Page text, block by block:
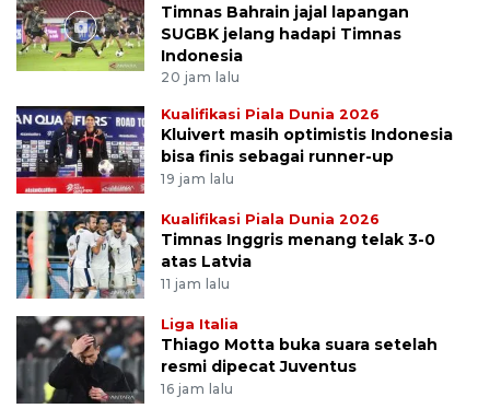
Timnas Bahrain jajal lapangan
SUGBK jelang hadapi Timnas
Indonesia
20 jam lalu
Kualifikasi Piala Dunia 2026
Kluivert masih optimistis Indonesia
bisa finis sebagai runner-up
19 jam lalu
Kualifikasi Piala Dunia 2026
Timnas Inggris menang telak 3-0
atas Latvia
11 jam lalu
Liga Italia
Thiago Motta buka suara setelah
resmi dipecat Juventus
16 jam lalu